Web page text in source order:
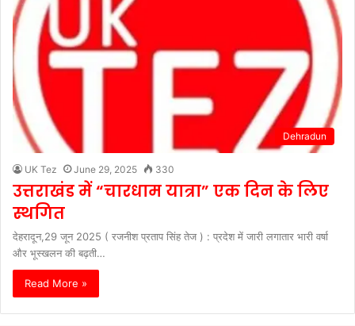
Dehradun
UK Tez June 29, 2025 330
उत्तराखंड में “चारधाम यात्रा” एक दिन के लिए
स्थगित
देहरादून,29 जून 2025 ( रजनीश प्रताप सिंह तेज ) : प्रदेश में जारी लगातार भारी वर्षा
और भूस्खलन की बढ़ती…
Read More »